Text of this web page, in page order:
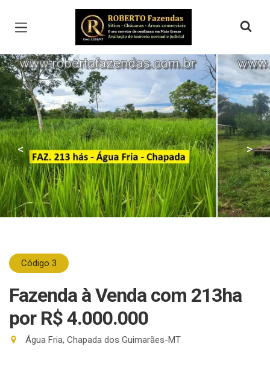
Página inicial
< >
Código 3
Fazenda à Venda com 213ha
por R$ 4.000.000
Água Fria, Chapada dos Guimarães-MT